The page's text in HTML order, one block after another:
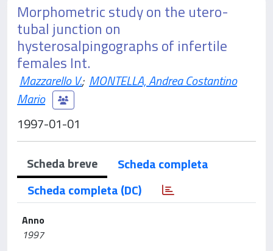
Morphometric study on the utero-
tubal junction on
hysterosalpingographs of infertile
females Int.
Mazzarello V.; MONTELLA, Andrea Costantino
Mario
1997-01-01
Scheda breve
Scheda completa
Scheda completa (DC)
Anno
1997